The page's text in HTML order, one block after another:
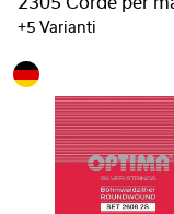
+5 Varianti